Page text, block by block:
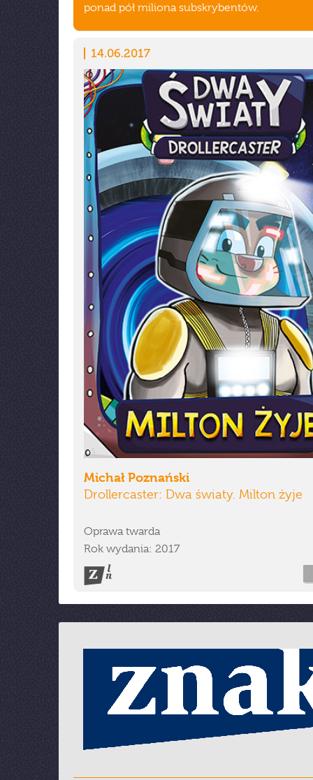
ponad pół miliona subskrybentów.
14.06.2017
Michał Poznański
Drollercaster: Dwa światy. Milton żyje
Oprawa twarda
Rok wydania: 2017